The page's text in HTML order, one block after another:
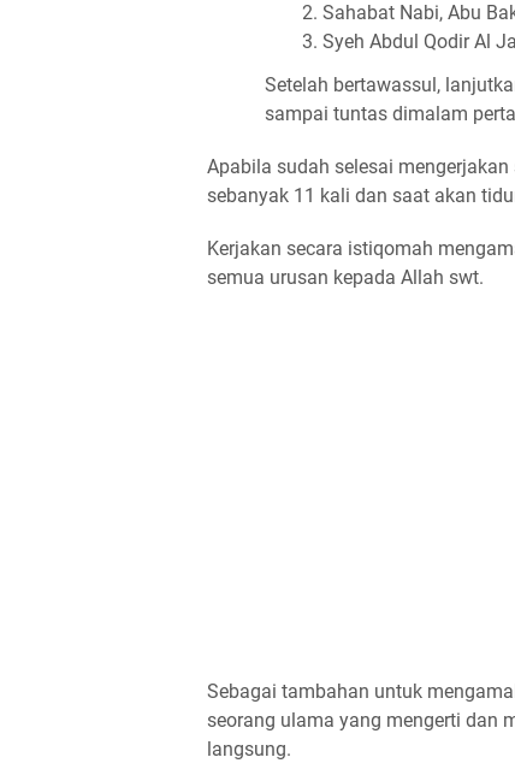
Sahabat Nabi, Abu
Syeh Abdul Qodir Al
Setelah bertawassul,
sampai tuntas dimalam
Apabila sudah selesai
sebanyak 11 kali dan saat akan
Kerjakan secara istiqomah
semua urusan kepada Allah swt.
Sebagai tambahan untuk
seorang ulama yang mengerti dan
langsung.